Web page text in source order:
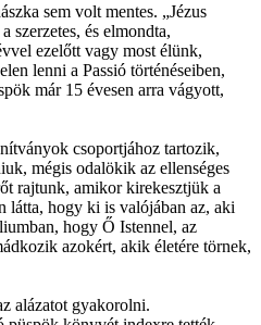
sem volt mentes. „Jézus
szerzetes, és elmondta,
ezelőtt vagy most élünk,
lenni a Passió történéseiben,
már 15 évesen arra vágyott,
csoportjához tartozik,
mégis odalökik az ellenséges
rajtunk, amikor kirekesztjük a
látta, hogy ki is valójában az, aki
hogy Ő Istennel, az
azokért, akik életére törnek,
alázatot gyakorolni.